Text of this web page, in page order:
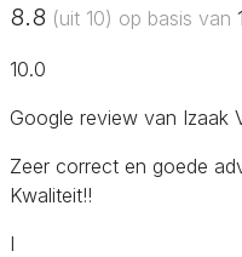
8.8 (uit 10) op basis van
10.0
Google review van Izaak
Zeer correct en goede
Kwaliteit!!
I